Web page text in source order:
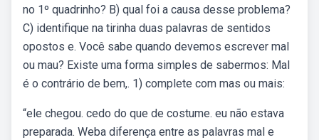
no 1º quadrinho? B) qual foi a causa desse problema?
C) identifique na tirinha duas palavras de sentidos
opostos e. Você sabe quando devemos escrever mal
ou mau? Existe uma forma simples de sabermos: Mal
é o contrário de bem,. 1) complete com mas ou mais:
“ele chegou. cedo do que de costume. eu não estava
preparada. Weba diferença entre as palavras mal e